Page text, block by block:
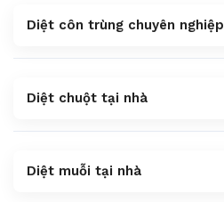
Diệt côn trùng chuyên nghiệp
Diệt chuột tại nhà
Diệt muỗi tại nhà